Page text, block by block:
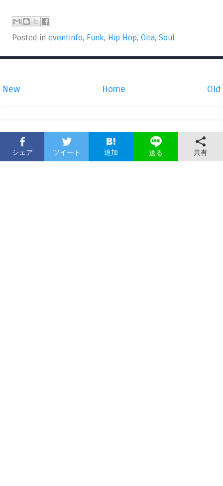
Posted in eventinfo, Funk, Hip Hop, Oita, Soul
New Old
Home
シェア ツイート 追加 送る 共有